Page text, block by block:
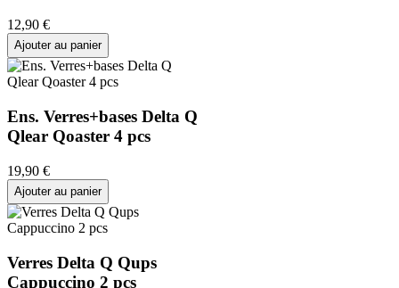
12,90 €
Ajouter au panier
Ens. Verres+bases Delta Q
Qlear Qoaster 4 pcs
19,90 €
Ajouter au panier
Verres Delta Q Qups
Cappuccino 2 pcs